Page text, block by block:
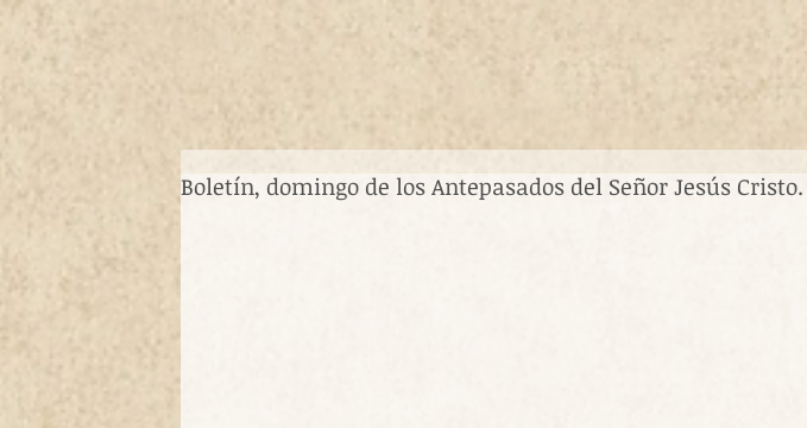
Boletín, domingo de los Antepasados del Señor Jesús Cristo.